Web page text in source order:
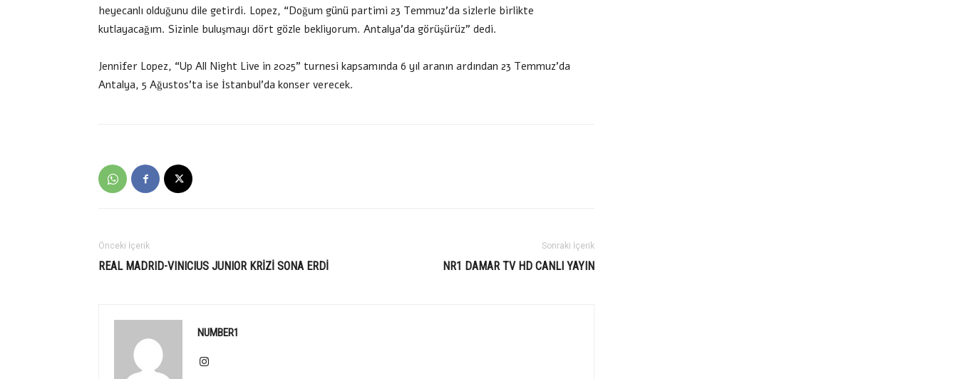
heyecanlı olduğunu dile getirdi. Lopez, “Doğum günü partimi 23 Temmuz’da sizlerle birlikte
kutlayacağım. Sizinle buluşmayı dört gözle bekliyorum. Antalya’da görüşürüz” dedi.
Jennifer Lopez, “Up All Night Live in 2025” turnesi kapsamında 6 yıl aranın ardından 23 Temmuz’da
Antalya, 5 Ağustos’ta ise İstanbul’da konser verecek.
Önceki İçerik
REAL MADRID-VINICIUS JUNIOR KRİZİ SONA ERDİ
Sonraki İçerik
NR1 DAMAR TV HD CANLI YAYIN
NUMBER1